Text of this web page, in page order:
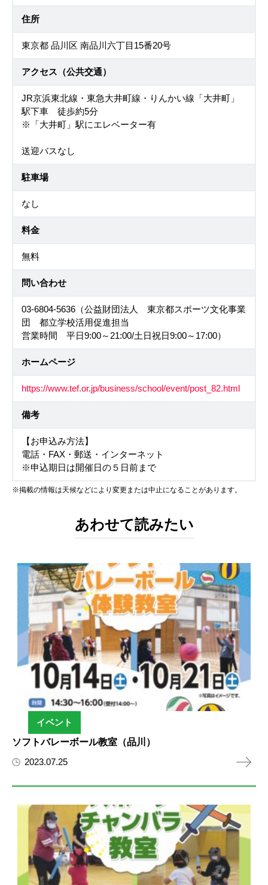
住所
東京都 品川区 南品川六丁目15番20号
アクセス（公共交通）
JR京浜東北線・東急大井町線・りんかい線「大井町」
駅下車 徒歩約5分
※「大井町」駅にエレベーター有
送迎バスなし
駐車場
なし
料金
無料
問い合わせ
03-6804-5636（公益財団法人 東京都スポーツ文化事業
団 都立学校活用促進担当
営業時間 平日9:00～21:00/土日祝日9:00～17:00）
ホームページ
https://www.tef.or.jp/business/school/event/post_82.html
備考
【お申込み方法】
電話・FAX・郵送・インターネット
※申込期日は開催日の５日前まで
※掲載の情報は天候などにより変更または中止になることがあります。
あわせて読みたい
イベント
ソフトバレーボール教室（品川）
2023.07.25